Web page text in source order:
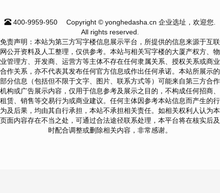
400-9959-950
Copyright © yonghedasha.cn 企业选址，欢迎您.
All rights reserved.
免责声明：本站为第三方写字楼信息展示平台，所提供的信息来源于互联
网公开资料及人工整理，仅供参考。本站与相关写字楼的大厦产权方、物
业管理方、开发商、运营方等主体不存在任何隶属关系、授权关系或商业
合作关系，亦不代表其发布任何官方信息或作出任何承诺。本站所展示的
部分信息（包括但不限于文字、图片、联系方式等）可能来自第三方合作
机构或广告展示内容，仅用于信息参考及展示之目的，不构成任何招商、
租赁、销售等交易行为或商业建议。任何主体因参考本站信息而产生的行
为及后果，均由其自行承担，本站不承担相关责任。如相关权利人认为本
页面内容存在不当之处，可通过合法途径联系处理，本平台将在核实后及
时配合调整或删除相关内容，非常感谢。